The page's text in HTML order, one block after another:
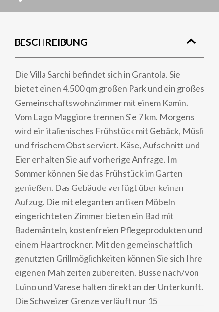
BESCHREIBUNG
Die Villa Sarchi befindet sich in Grantola. Sie
bietet einen 4.500 qm großen Park und ein großes
Gemeinschaftswohnzimmer mit einem Kamin.
Vom Lago Maggiore trennen Sie 7 km. Morgens
wird ein italienisches Frühstück mit Gebäck, Müsli
und frischem Obst serviert. Käse, Aufschnitt und
Eier erhalten Sie auf vorherige Anfrage. Im
Sommer können Sie das Frühstück im Garten
genießen. Das Gebäude verfügt über keinen
Aufzug. Die mit eleganten antiken Möbeln
eingerichteten Zimmer bieten ein Bad mit
Bademänteln, kostenfreien Pflegeprodukten und
einem Haartrockner. Mit den gemeinschaftlich
genutzten Grillmöglichkeiten können Sie sich Ihre
eigenen Mahlzeiten zubereiten. Busse nach/von
Luino und Varese halten direkt an der Unterkunft.
Die Schweizer Grenze verläuft nur 15